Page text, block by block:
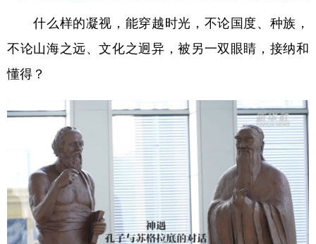
学术中国 乡村振兴 银龄 溯源中国
城市 旅游 能源 会展
彩票
一带一路 亚太网 上市公司
文化产业
地方频道
北京 天津 河北 山西
什么样的凝视，能穿越时光，不论国度、种族，
不论山海之远、文化之迥异，被另一双眼睛，接纳和
懂得？